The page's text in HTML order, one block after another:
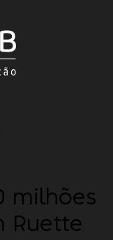
milhões
Ruette